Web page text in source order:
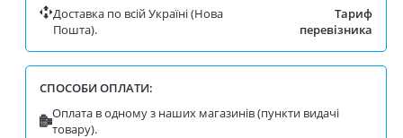
Доставка по всій Україні (Нова
Пошта).
Тариф
перевізника
СПОСОБИ ОПЛАТИ:
Оплата в одному з наших магазинів (пункти видачі
товару).